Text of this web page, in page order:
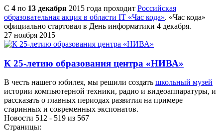
С 4 по 13 декабря 2015 года проходит Российская
образовательная акция в области IT «Час кода». «Час кода»
официально стартовал в День информатики 4 декабря.
27 ноября 2015
К 25-летию образования центра «НИВА»
В честь нашего юбилея, мы решили создать школьный музей
истории компьютерной техники, радио и видеоаппаратуры, и
рассказать о главных периодах развития на примере
старинных и современных экспонатов.
Новости 512 - 519 из 567
Страницы: